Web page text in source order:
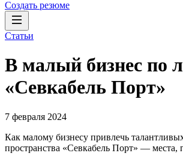
Создать резюме
Статьи
В малый бизнес по
«Севкабель Порт»
7 февраля 2024
Как малому бизнесу привлечь
пространства «Севкабель Порт» — места,